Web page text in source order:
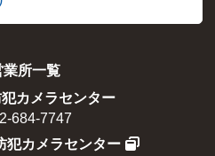
業所一覧
カメラセンター
684-7747
犯カメラセンター